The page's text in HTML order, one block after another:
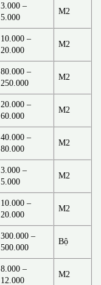
3.000 –
5.000
M2
10.000 –
20.000
M2
80.000 –
250.000
M2
20.000 –
60.000
M2
40.000 –
80.000
M2
3.000 –
5.000
M2
10.000 –
20.000
M2
300.000 –
500.000
Bộ
8.000 –
12.000
M2